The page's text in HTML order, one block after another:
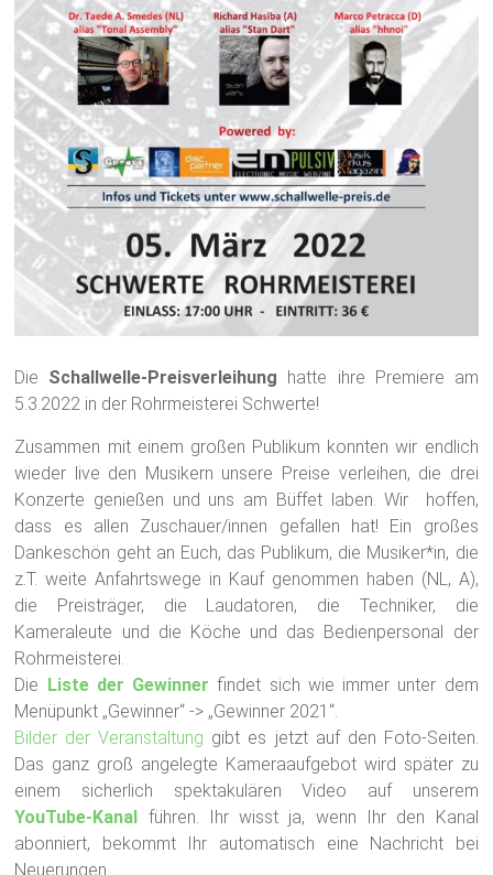
Die Schallwelle-Preisverleihung hatte ihre Premiere am
5.3.2022 in der Rohrmeisterei Schwerte!
Zusammen mit einem großen Publikum konnten wir endlich
wieder live den Musikern unsere Preise verleihen, die drei
Konzerte genießen und uns am Büffet laben. Wir hoffen,
dass es allen Zuschauer/innen gefallen hat! Ein großes
Dankeschön geht an Euch, das Publikum, die Musiker*in, die
z.T. weite Anfahrtswege in Kauf genommen haben (NL, A),
die Preisträger, die Laudatoren, die Techniker, die
Kameraleute und die Köche und das Bedienpersonal der
Rohrmeisterei.
Die Liste der Gewinner findet sich wie immer unter dem
Menüpunkt „Gewinner“ -> „Gewinner 2021“.
Bilder der Veranstaltung gibt es jetzt auf den Foto-Seiten.
Das ganz groß angelegte Kameraaufgebot wird später zu
einem sicherlich spektakulären Video auf unserem
YouTube-Kanal führen. Ihr wisst ja, wenn Ihr den Kanal
abonniert, bekommt Ihr automatisch eine Nachricht bei
Neuerungen.